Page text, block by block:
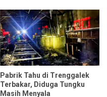
Pabrik Tahu di Trenggalek
Terbakar, Diduga Tungku
Masih Menyala